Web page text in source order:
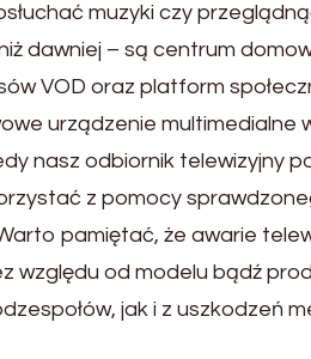
muzyki czy
dawniej – są centrum
VOD oraz platform
urządzenie multimedialne
nasz odbiornik telewizyjny
z pomocy
pamiętać, że awarie
względu od modelu bądź
jak i z uszkodzeń